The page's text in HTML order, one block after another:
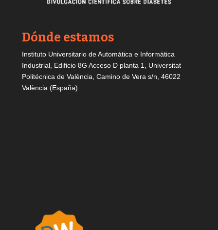
Dónde estamos
Instituto Universitario de Automática e Informática
Industrial, Edificio 8G Acceso D planta 1, Universitat
Politécnica de València, Camino de Vera s/n, 46022
València (España)